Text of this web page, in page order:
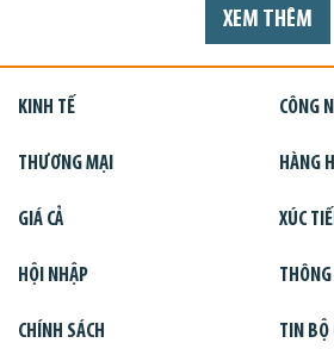
XEM THÊM
KINH TẾ CÔNG
THƯƠNG MẠI HÀNG
GIÁ CẢ XÚC
HỘI NHẬP
CHÍNH SÁCH TIN BỘ